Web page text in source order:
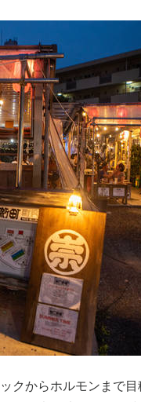
クからホルモンまで